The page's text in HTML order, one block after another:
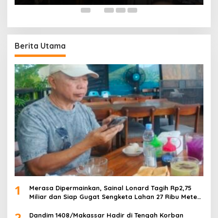
Berita Utama
1
Merasa Dipermainkan, Sainal Lonard Tagih Rp2,75
Miliar dan Siap Gugat Sengketa Lahan 27 Ribu Meter
Dandim 1408/Makassar Hadir di Tengah Korban